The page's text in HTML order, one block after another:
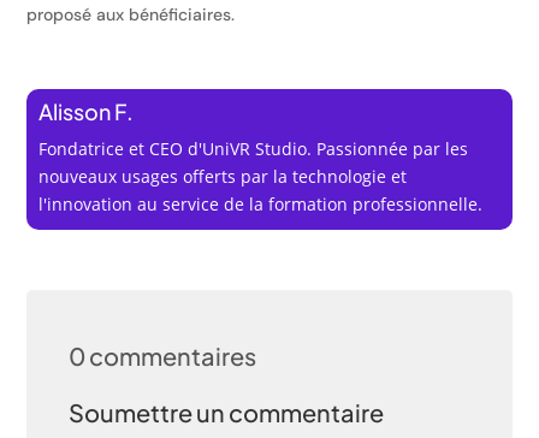
proposé aux bénéficiaires.
Alisson F.
Fondatrice et CEO d'UniVR Studio. Passionnée par les
nouveaux usages offerts par la technologie et
l'innovation au service de la formation professionnelle.
0 commentaires
Soumettre un commentaire